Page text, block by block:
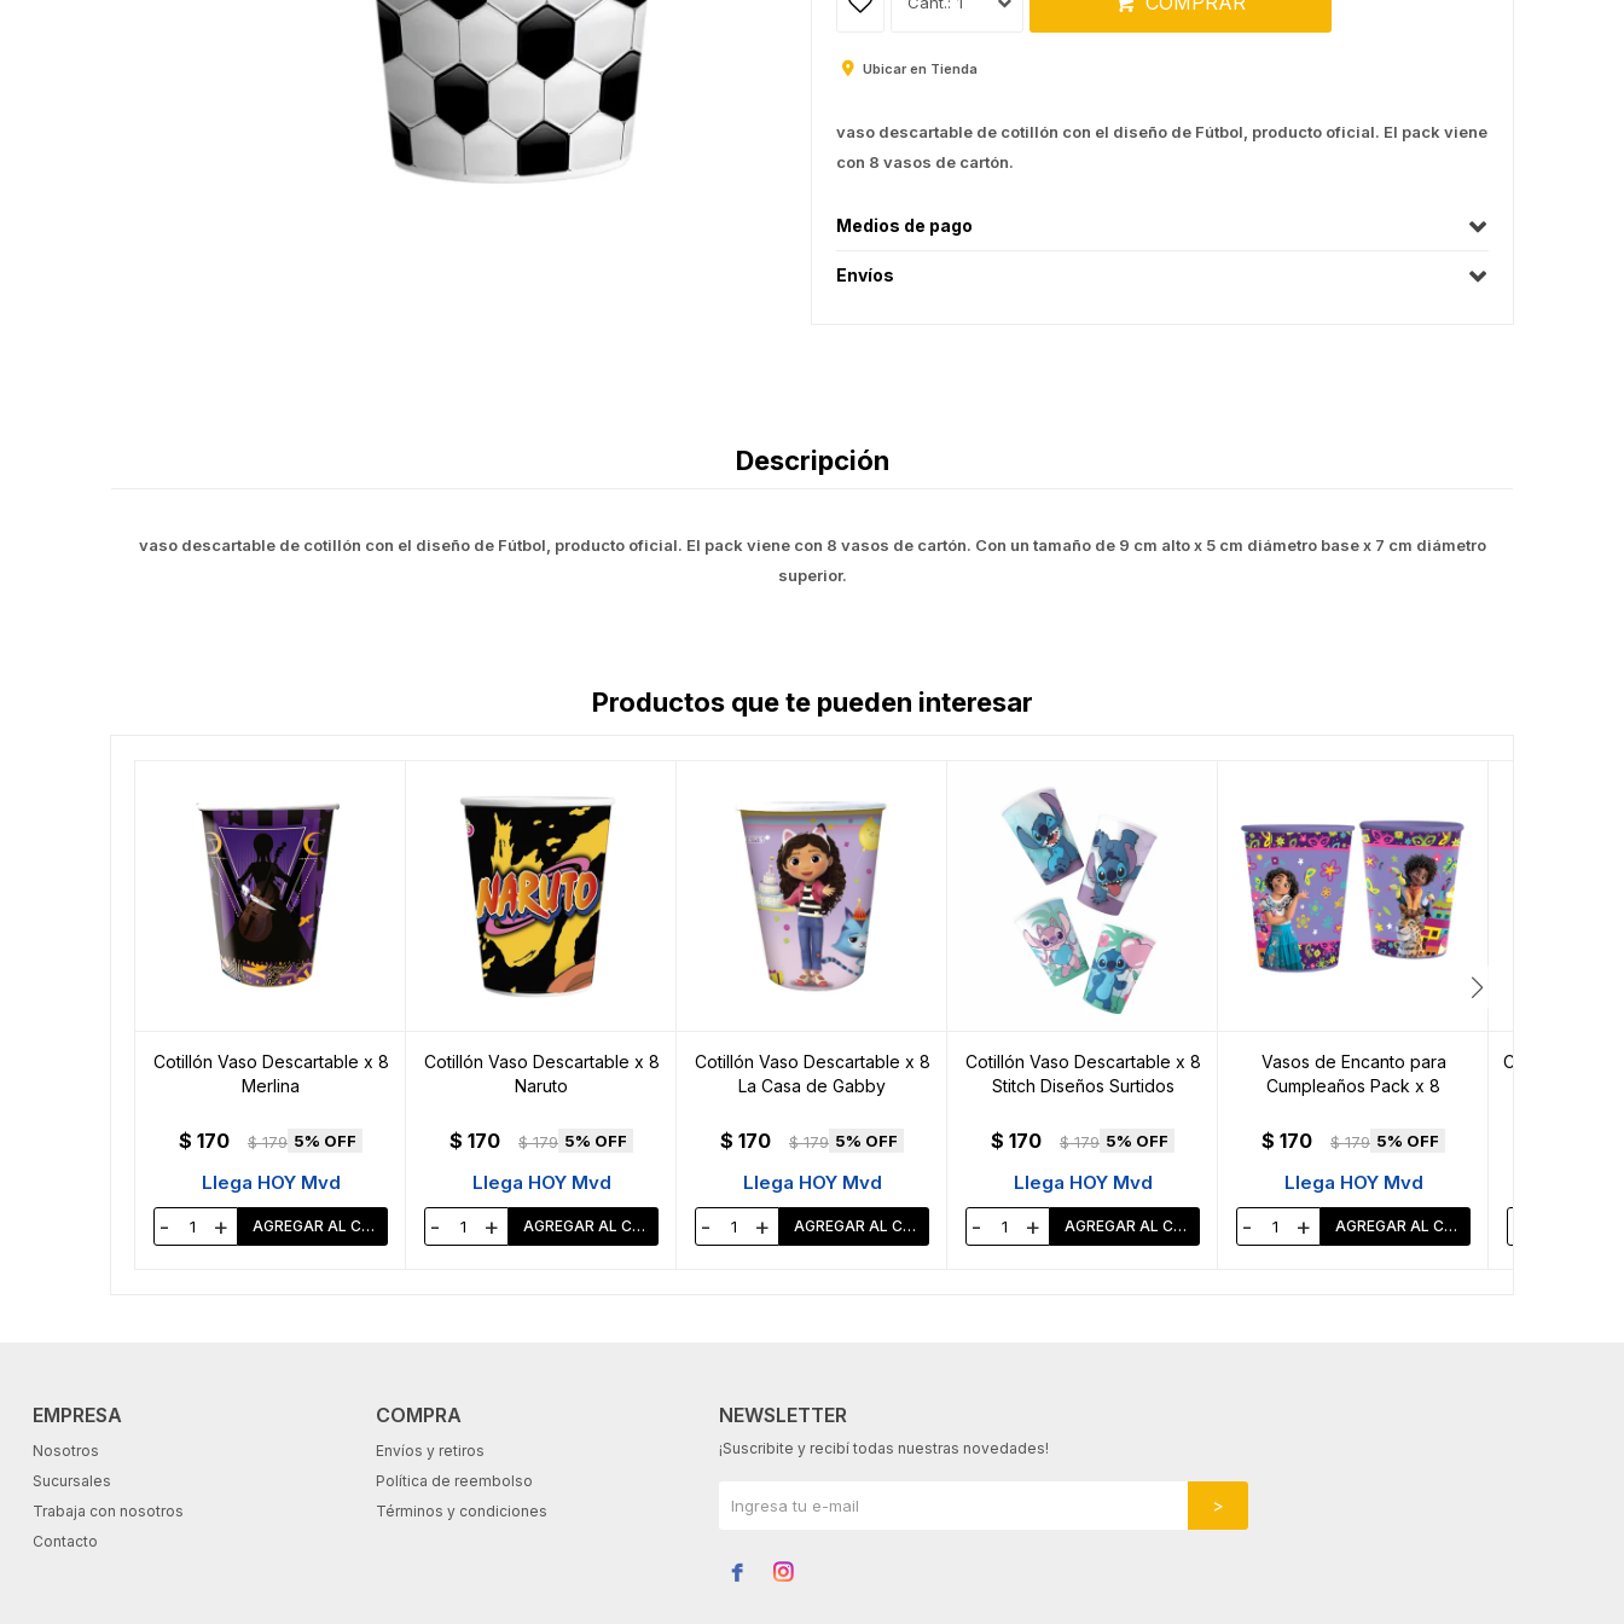
Ubicar en Tienda
vaso descartable de cotillón con el diseño de Fútbol, producto oficial. El pack viene
con 8 vasos de cartón.
Medios de pago
Envíos
Descripción
vaso descartable de cotillón con el diseño de Fútbol, producto oficial. El pack viene con 8 vasos de cartón. Con un tamaño de 9 cm alto x 5 cm diámetro base x 7 cm diámetro
superior.
Productos que te pueden interesar
Cotillón Vaso Descartable x 8
Merlina
$ 170 $ 179 5
Llega HOY Mvd
- +
Cotillón Vaso Descartable x 8
Naruto
$ 170 $ 179 5
Llega HOY Mvd
- +
Cotillón Vaso Descartable x 8
La Casa de Gabby
$ 170 $ 179 5
Llega HOY Mvd
- +
Cotillón Vaso Descartable x 8
Stitch Diseños Surtidos
$ 170 $ 179 5
Llega HOY Mvd
- +
Vasos de Encanto para
Cumpleaños Pack x 8
$ 170 $ 179 5
Llega HOY Mvd
- +
Cotillón Vaso
EMPRESA
Nosotros
Sucursales
Trabaja con nosotros
Contacto
COMPRA
Envíos y retiros
Política de reembolso
Términos y condiciones
NEWSLETTER
¡Suscribite y recibí todas nuestras novedades!
 